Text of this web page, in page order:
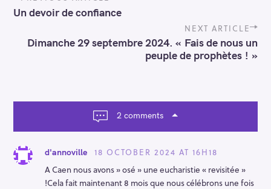
o
s
a
n
Un devoir de confiance
NEXT ARTICLE
Dimanche 29 septembre 2024. « Fais de nous un
peuple de prophètes ! »
2 comments
d'annoville
18 OCTOBER 2024 AT 16H18
A Caen nous avons » osé » une eucharistie « revisitée »
!Cela fait maintenant 8 mois que nous célébrons une fois